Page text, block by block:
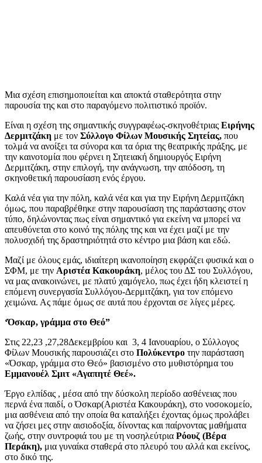
Μια σχέση επισημοποιείται και αποκτά σταθερότητα στην
παρουσία της και στο παραγόμενο πολιτιστικό προϊόν.
Είναι η σχέση της σημαντικής συγγραφέως-σκηνοθέτριας Ειρήνης
Δερμιτζάκη με τον Σύλλογο Φίλων Μουσικής Σητείας, που
τολμά να ανοίξει τα σύνορα και τα όρια της θεατρικής πράξης, με
την καινοτομία που φέρνει η Σητειακή δημιουργός Ειρήνη
Δερμιτζάκη, στην επιλογή, την ανάγνωση, την απόδοση, τη
σκηνοθετική παρουσίαση ενός έργου.
Καλά νέα για την πόλη, καλά νέα και για την Ειρήνη Δερμιτζάκη
όμως, που παραβρέθηκε στην παρουσίαση της παράστασης στον
τύπο, δηλώνοντας πως είναι σημαντικό για εκείνη να μπορεί να
απευθύνεται στο κοινό της πόλης της και να έχει μαζί με την
πολυσχιδή της δραστηριότητά στο κέντρο μια βάση και εδώ.
Μαζί με όλους εμάς, ιδιαίτερη ικανοποίηση εκφράζει φυσικά και ο
ΣΦΜ, με την Αριστέα Κακουράκη, μέλος του ΔΣ του Συλλόγου,
να μας ανακοινώνει, με πλατύ χαμόγελο, πως έχει ήδη κλειστεί η
επόμενη συνεργασία Συλλόγου-Δερμιτζάκη, για τον επόμενο
χειμώνα. Ας πάμε όμως σε αυτά που έρχονται σε λίγες μέρες.
‘Όσκαρ, γράμμα στο Θεό”
Στις 22,23 ,27,28Δεκεμβρίου και 3, 4 Ιανουαρίου, ο Σύλλογος
Φίλων Μουσικής παρουσιάζει στο Πολύκεντρο την παράσταση
«Όσκαρ, γράμμα στο Θεό» βασισμένο στο μυθιστόρημα του
Εμμανουέλ Σμιτ «Αγαπητέ Θεέ».
Έργο ελπίδας , μέσα από την δύσκολη περίοδο ασθένειας που
περνά ένα παιδί, ο Όσκαρ(Αριστέα Κακουράκη), στο νοσοκομείο,
μια ασθένεια από την οποία θα καταλήξει έχοντας όμως προλάβει
να ζήσει μες στην αισιοδοξία, δίνοντας και παίρνοντας μαθήματα
ζωής, στην συντροφιά του με τη νοσηλεύτρια Ρόουζ (Βέρα
Περάκη), μια γυναίκα σταθερά στο πλευρό του αλλά και εκείνος,
στο δικό της.